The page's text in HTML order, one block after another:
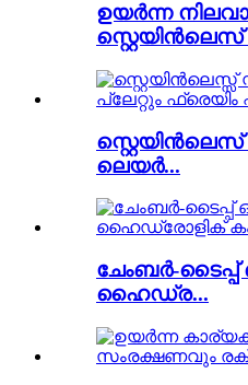
ഉയർന്ന
സ്റ്റെയിൻലെസ്
സ്റ്റെയിൻലെസ്
ലെയർ...
ചേംബർ-ടൈപ്പ്
ഹൈഡ്ര...